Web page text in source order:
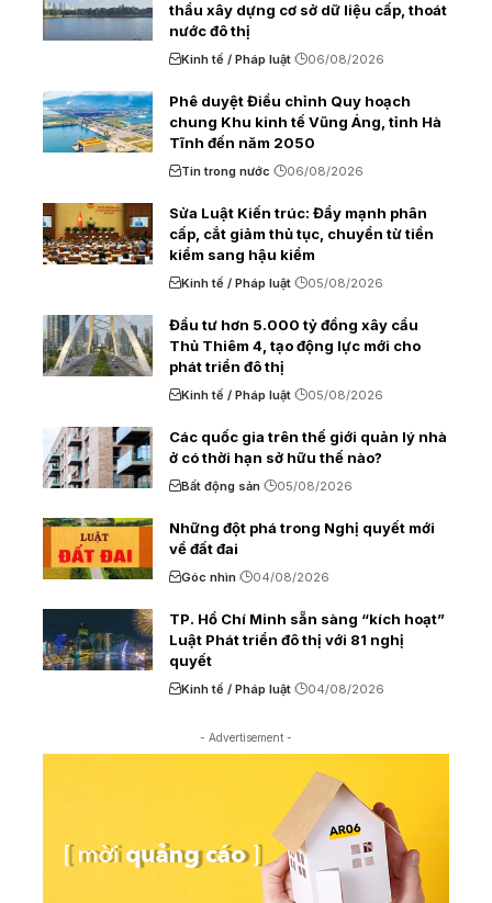
thầu xây dựng cơ sở dữ liệu cấp, thoát
nước đô thị
Kinh tế / Pháp luật 06/08/2026
Phê duyệt Điều chỉnh Quy hoạch
chung Khu kinh tế Vũng Áng, tỉnh Hà
Tĩnh đến năm 2050
Tin trong nước 06/08/2026
Sửa Luật Kiến trúc: Đẩy mạnh phân
cấp, cắt giảm thủ tục, chuyển từ tiền
kiểm sang hậu kiểm
Kinh tế / Pháp luật 05/08/2026
Đầu tư hơn 5.000 tỷ đồng xây cầu
Thủ Thiêm 4, tạo động lực mới cho
phát triển đô thị
Kinh tế / Pháp luật 05/08/2026
Các quốc gia trên thế giới quản lý nhà
ở có thời hạn sở hữu thế nào?
Bất động sản 05/08/2026
Những đột phá trong Nghị quyết mới
về đất đai
Góc nhìn 04/08/2026
TP. Hồ Chí Minh sẵn sàng “kích hoạt”
Luật Phát triển đô thị với 81 nghị
quyết
Kinh tế / Pháp luật 04/08/2026
- Advertisement -